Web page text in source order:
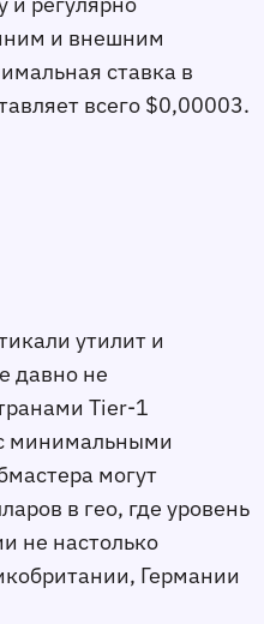
и внешним
ставка в
всего $0,00003.
утилит и
давно не
Tier-1
минимальными
могут
в гео, где уровень
не настолько
Германии